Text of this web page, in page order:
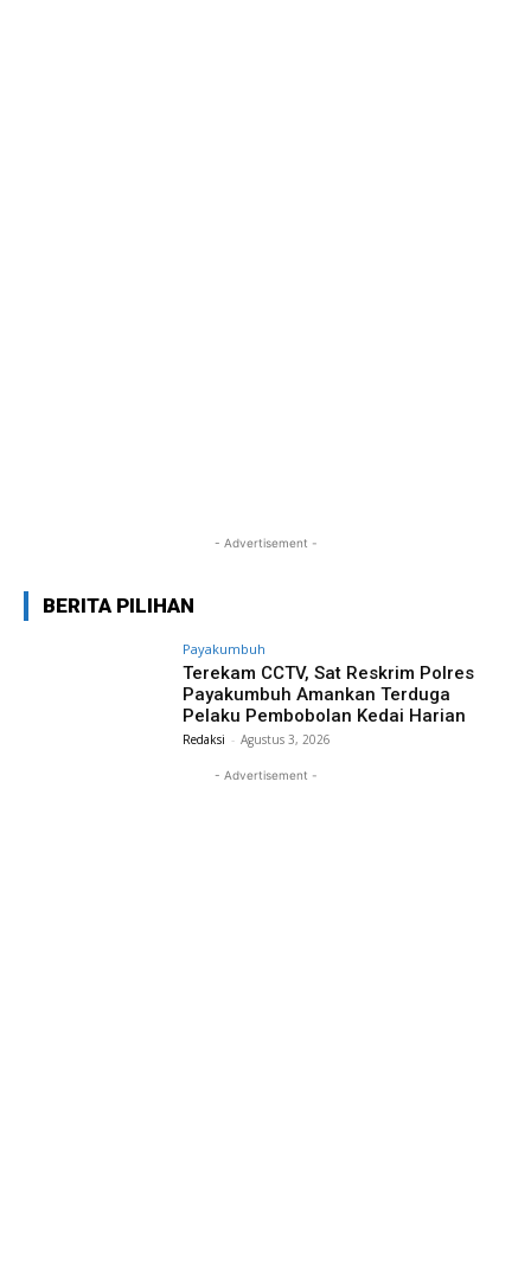
- Advertisement -
BERITA PILIHAN
Payakumbuh
Terekam CCTV, Sat Reskrim Polres
Payakumbuh Amankan Terduga
Pelaku Pembobolan Kedai Harian
Redaksi - Agustus 3, 2026
- Advertisement -